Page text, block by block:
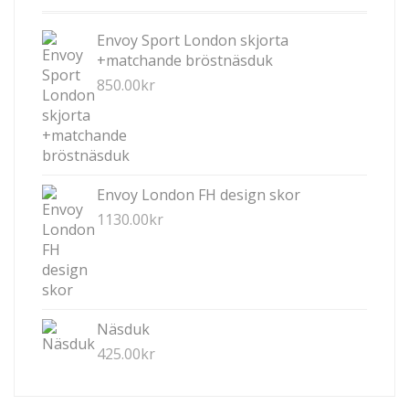
KAN
VÄLJAS
PRODUKTSIDAN
Envoy Sport London skjorta
+matchande bröstnäsduk
850.00kr
Envoy London FH design skor
1130.00kr
Näsduk
425.00kr